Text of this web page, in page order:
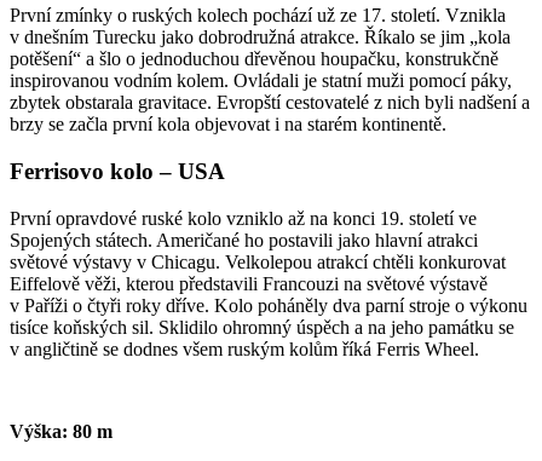
První zmínky o ruských kolech pochází už ze 17. století. Vznikla
v dnešním Turecku jako dobrodružná atrakce. Říkalo se jim „kola
potěšení“ a šlo o jednoduchou dřevěnou houpačku, konstrukčně
inspirovanou vodním kolem. Ovládali je statní muži pomocí páky,
zbytek obstarala gravitace. Evropští cestovatelé z nich byli nadšení a
brzy se začla první kola objevovat i na starém kontinentě.
Ferrisovo kolo – USA
První opravdové ruské kolo vzniklo až na konci 19. století ve
Spojených státech. Američané ho postavili jako hlavní atrakci
světové výstavy v Chicagu. Velkolepou atrakcí chtěli konkurovat
Eiffelově věži, kterou představili Francouzi na světové výstavě
v Paříži o čtyři roky dříve. Kolo poháněly dva parní stroje o výkonu
tisíce koňských sil. Sklidilo ohromný úspěch a na jeho památku se
v angličtině se dodnes všem ruským kolům říká Ferris Wheel.
Výška: 80 m